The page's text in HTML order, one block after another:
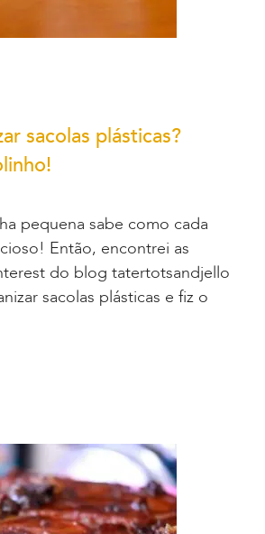
sacolas plásticas?
pequena sabe como cada
Então, encontrei as
do blog tatertotsandjello
sacolas plásticas e fiz o